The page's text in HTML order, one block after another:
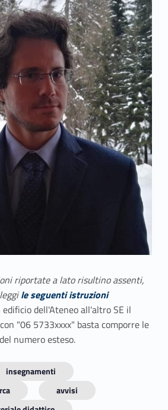
riportate a lato risultino assenti,
le seguenti istruzioni
dell'Ateneo all'altro SE il
"06 5733xxxx" basta comporre le
numero esteso.
insegnamenti
avvisi